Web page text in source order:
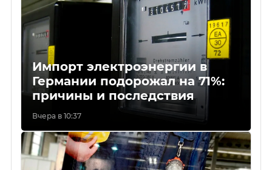
Импорт электроэнергии в
Германии подорожал на 71%:
причины и последствия
Вчера в 10:37